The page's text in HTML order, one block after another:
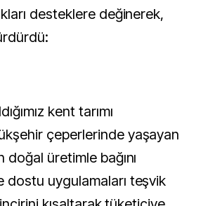
desteklere değinerek,
kent tarımı
çeperlerinde yaşayan
doğal üretimle bağını
dostu uygulamaları teşvik